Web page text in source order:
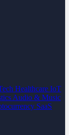
Healthcare IoT
Audio & Music
SaaS